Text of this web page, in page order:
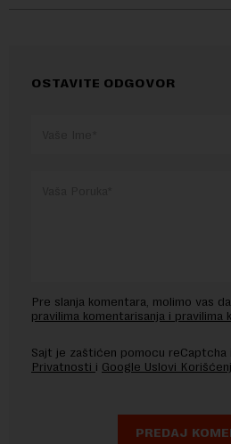
OSTAVITE ODGOVOR
Pre slanja komentara, molimo vas
pravilima komentarisanja i pravilima
Sajt je zaštićen pomocu reCaptcha
Privatnosti i Google Uslovi